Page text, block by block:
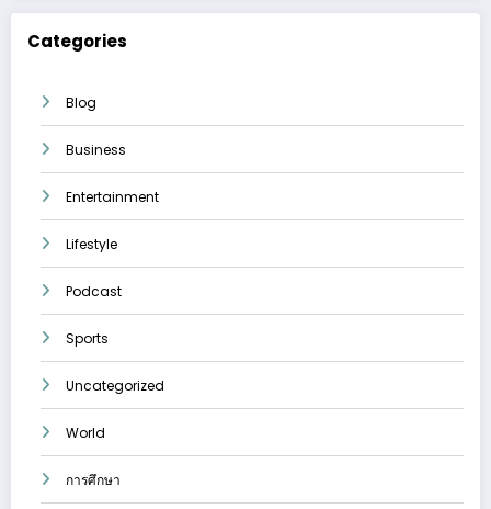
Categories
Blog
Business
Entertainment
Lifestyle
Podcast
Sports
Uncategorized
World
การศึกษา